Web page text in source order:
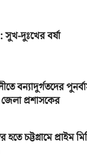
সুখ-দুঃখের বর্ষা
বন্যাদুর্গতদের
প্রশাসকের
হতে চট্টগ্রামে প্রাইম